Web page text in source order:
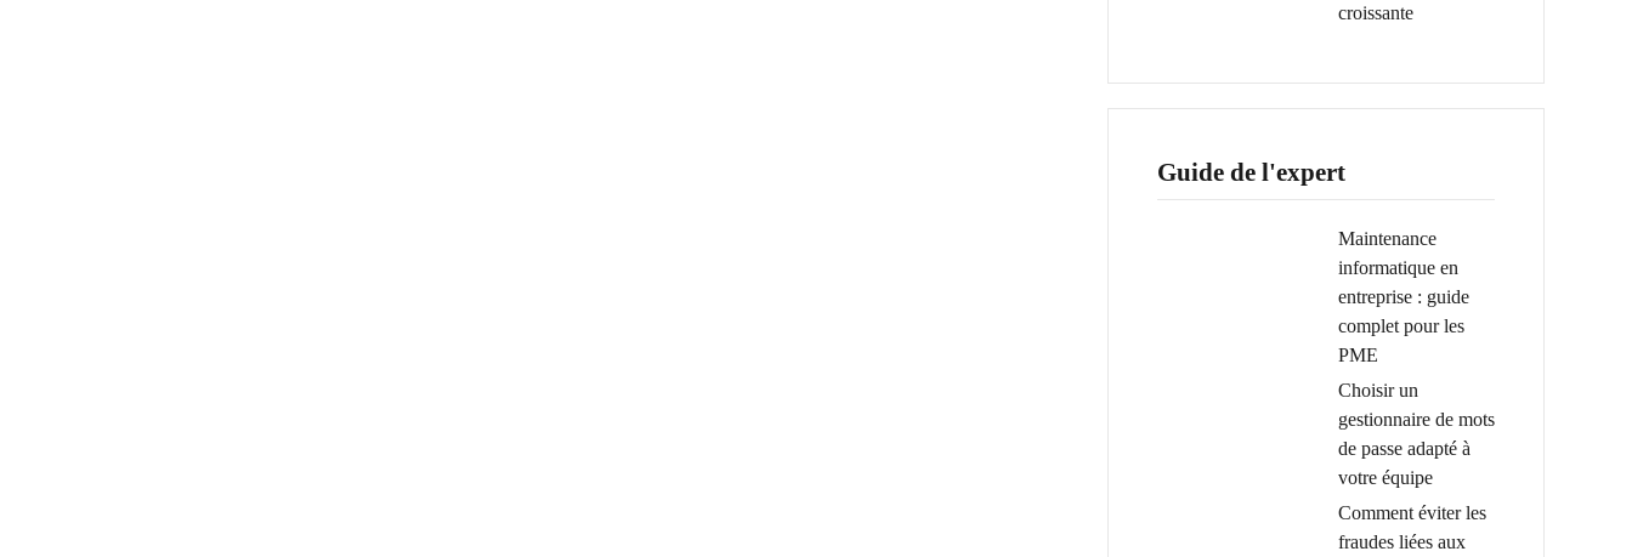
croissante
Guide de l'expert
Maintenance
informatique en
entreprise : guide
complet pour les
PME
Choisir un
gestionnaire de mots
de passe adapté à
votre équipe
Comment éviter les
fraudes liées aux